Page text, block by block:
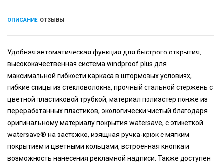
ОПИСАНИЕ ОТЗЫВЫ
Удобная автоматическая функция для быстрого открытия,
высококачественная система windproof plus для
максимальной гибкости каркаса в штормовых условиях,
гибкие спицы из стекловолокна, прочный стальной стержень с
цветной пластиковой трубкой, материал полиэстер понже из
переработанных пластиков, экологически чистый благодаря
оригинальному материалу покрытия watersave, с этикеткой
watersave® на застежке, изящная ручка-крюк с мягким
покрытием и цветными кольцами, встроенная кнопка и
возможность нанесения рекламной надписи. Также доступен